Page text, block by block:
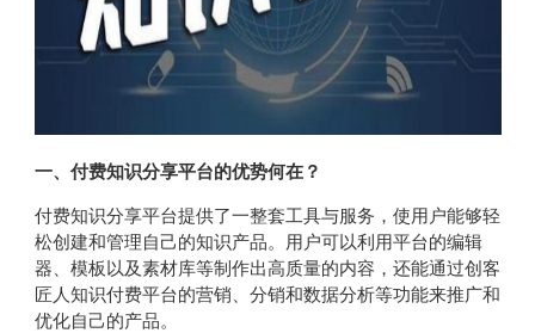
一、付费知识分享平台的优势何在？
付费知识分享平台提供了一整套工具与服务，使用户能够轻
松创建和管理自己的知识产品。用户可以利用平台的编辑
器、模板以及素材库等制作出高质量的内容，还能通过创客
匠人知识付费平台的营销、分销和数据分析等功能来推广和
优化自己的产品。